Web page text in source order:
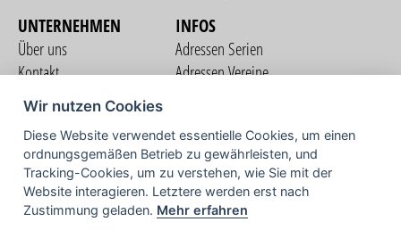
UNTERNEHMEN
Über uns
Kontakt
Nutzungsbedingungen
Datenschutzerklärung
Impressum
INFOS
Adressen Serien
Adressen Vereine
COMMUNITY
Wir nutzen Cookies
Diese Website verwendet essentielle Cookies, um einen
ordnungsgemäßen Betrieb zu gewährleisten, und
Tracking-Cookies, um zu verstehen, wie Sie mit der
Website interagieren. Letztere werden erst nach
Zustimmung geladen. Mehr erfahren